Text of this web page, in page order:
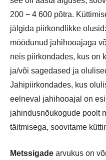
200 − 4 600 põtra.
jälgida piirkondlikke
möödunud jahihooajaga
neis piirkondades, kus on
ja/või sagedased ja
Jahipiirkondades, kus
eelneval jahihooajal on
jahindusnõukogude poolt
täitmisega, soovitame
Metssigade arvukus on